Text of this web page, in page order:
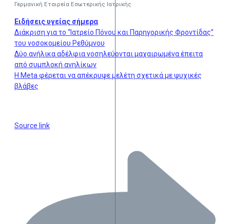
Γερμανική Εταιρεία Εσωτερικής Ιατρικής
Ειδήσεις υγείας σήμερα
Διάκριση για το “Ιατρείο Πόνου και Παρηγορικής Φροντίδας”
του νοσοκομείου Ρεθύμνου
Δύο ανήλικα αδέλφια νοσηλεύονται μαχαιρωμένα έπειτα
από συμπλοκή ανηλίκων
Η Meta φέρεται να απέκρυψε μελέτη σχετικά με ψυχικές
βλάβες
Source link